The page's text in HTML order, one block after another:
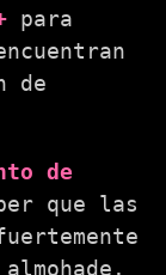
para
de
de
que las